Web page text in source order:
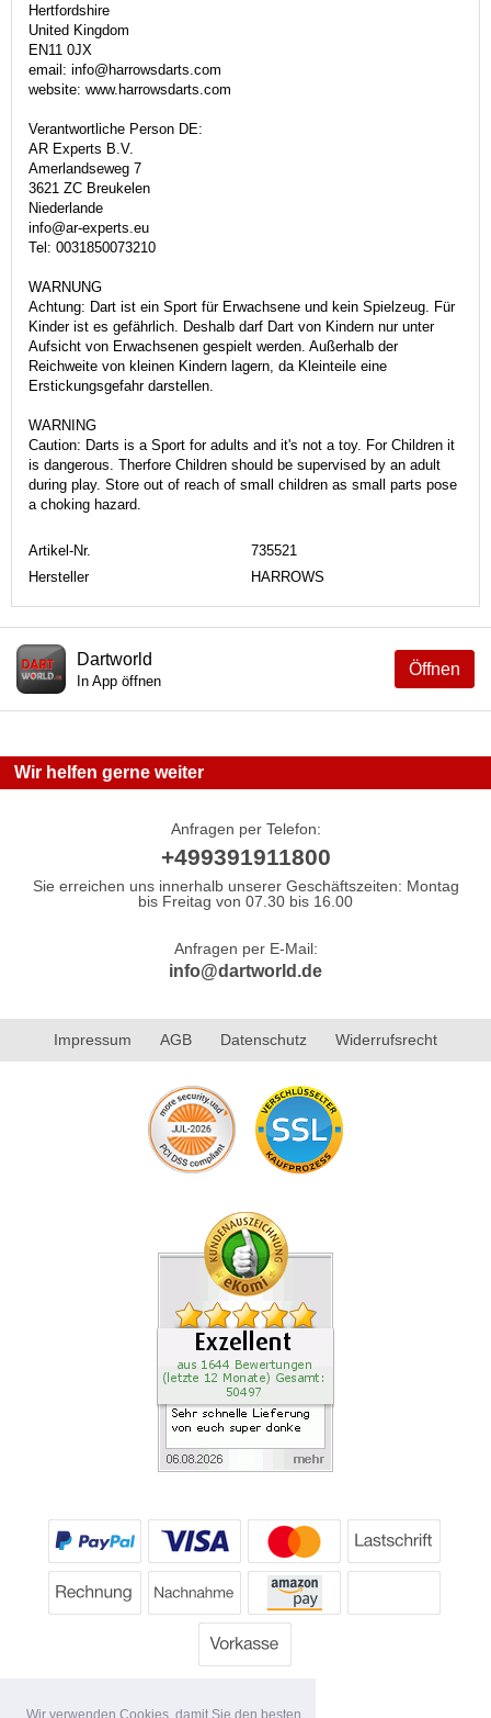
Hertfordshire
United Kingdom
EN11 0JX
email: info@harrowsdarts.com
website: www.harrowsdarts.com
Verantwortliche Person DE:
AR Experts B.V.
Amerlandseweg 7
3621 ZC Breukelen
Niederlande
info@ar-experts.eu
Tel: 0031850073210
WARNUNG
Achtung: Dart ist ein Sport für Erwachsene und kein Spielzeug. Für
Kinder ist es gefährlich. Deshalb darf Dart von Kindern nur unter
Aufsicht von Erwachsenen gespielt werden. Außerhalb der
Reichweite von kleinen Kindern lagern, da Kleinteile eine
Erstickungsgefahr darstellen.
WARNING
Caution: Darts is a Sport for adults and it's not a toy. For Children it
is dangerous. Therfore Children should be supervised by an adult
during play. Store out of reach of small children as small parts pose
a choking hazard.
Artikel-Nr.
735521
Hersteller
HARROWS
Öffnen
Dartworld
In App öffnen
Wir helfen gerne weiter
Anfragen per Telefon:
+499391911800
Sie erreichen uns innerhalb unserer Geschäftszeiten: Montag
bis Freitag von 07.30 bis 16.00
Anfragen per E-Mail:
info@dartworld.de
Impressum AGB Datenschutz Widerrufsrecht